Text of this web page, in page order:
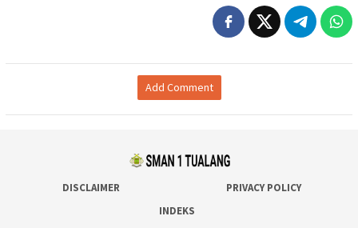
Add Comment
DISCLAIMER
PRIVACY POLICY
INDEKS